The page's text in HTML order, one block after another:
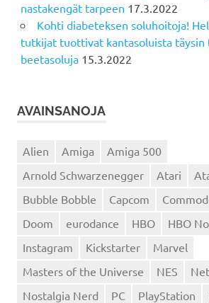
nastakengät tarpeen 17.3.2022
Kohti diabeteksen soluhoitoja!
tutkijat tuottivat kantasoluista täysin
beetasoluja 15.3.2022
AVAINSANOJA
Alien Amiga
Amiga 500
Arnold Schwarzenegger
Atari
Bubble Bobble
Capcom
Doom
eurodance HBO HBO
Instagram
Kickstarter
Marvel
Masters of the Universe
NES
Nostalgia Nerd
PC PlayStation